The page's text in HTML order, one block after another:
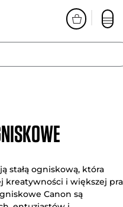
stałą ogniskową, która
kreatywności i większej
Canon są